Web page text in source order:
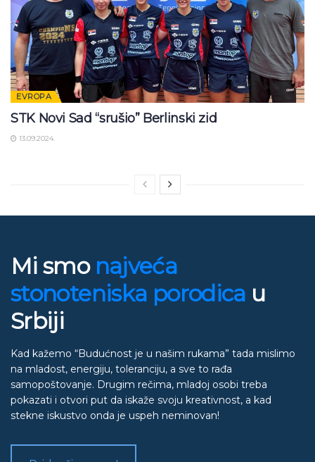
EVROPA
STK Novi Sad “srušio” Berlinski zid
13.09.2024.
Mi smo najveća
stonoteniska porodica u
Srbiji
Kad kažemo “Budućnost je u našim rukama” tada mislimo
na mladost, energiju, toleranciju, a sve to rađa
samopoštovanje. Drugim rečima, mladoj osobi treba
pokazati i otvori put da iskaže svoju kreativnost, a kad
stekne iskustvo onda je uspeh neminovan!